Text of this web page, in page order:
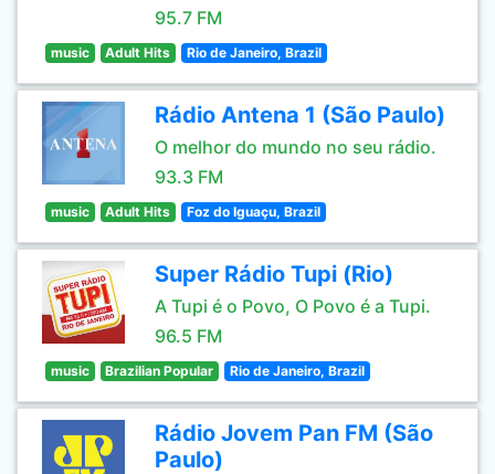
95.7 FM
music Adult Hits Rio de Janeiro, Brazil
Rádio Antena 1 (São Paulo)
O melhor do mundo no seu rádio.
93.3 FM
music Adult Hits Foz do Iguaçu, Brazil
Super Rádio Tupi (Rio)
A Tupi é o Povo, O Povo é a Tupi.
96.5 FM
music Brazilian Popular Rio de Janeiro, Brazil
Rádio Jovem Pan FM (São
Paulo)